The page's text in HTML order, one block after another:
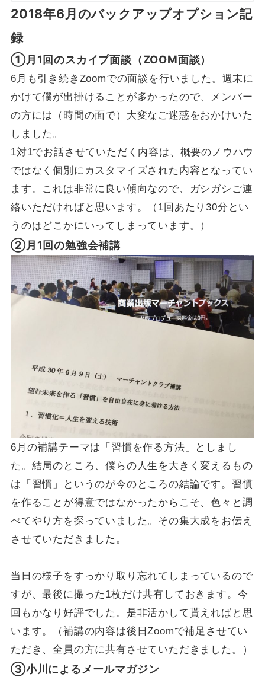
2018年6月のバックアップオプション記
録
①月1回のスカイプ面談（ZOOM面談）
6月も引き続きZoomでの面談を行いました。週末に
かけて僕が出掛けることが多かったので、メンバー
の方には（時間の面で）大変なご迷惑をおかけいた
しました。
1対1でお話させていただく内容は、概要のノウハウ
ではなく個別にカスタマイズされた内容となってい
ます。これは非常に良い傾向なので、ガシガシご連
絡いただければと思います。（1回あたり30分とい
うのはどこかにいってしまっています。）
②月1回の勉強会補講
6月の補講テーマは「習慣を作る方法」としまし
た。結局のところ、僕らの人生を大きく変えるもの
は「習慣」というのが今のところの結論です。習慣
を作ることが得意ではなかったからこそ、色々と調
べてやり方を探っていました。その集大成をお伝え
させていただきました。
当日の様子をすっかり取り忘れてしまっているので
すが、最後に撮った1枚だけ共有しておきます。今
回もかなり好評でした。是非活かして貰えればと思
います。（補講の内容は後日Zoomで補足させてい
ただき、全員の方に共有させていただきました。）
③小川によるメールマガジン